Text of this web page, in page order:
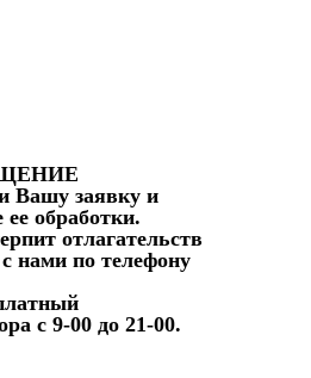
Вашу заявку и
обработки.
отлагательств
нами по телефону
с 9-00 до 21-00.